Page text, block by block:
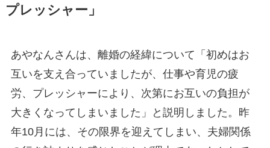
プレッシャー」
あやなんさんは、離婚の経緯について「初めはお
互いを支え合っていましたが、仕事や育児の疲
労、プレッシャーにより、次第にお互いの負担が
大きくなってしまいました」と説明しました。昨
年10月には、その限界を迎えてしまい、夫婦関係